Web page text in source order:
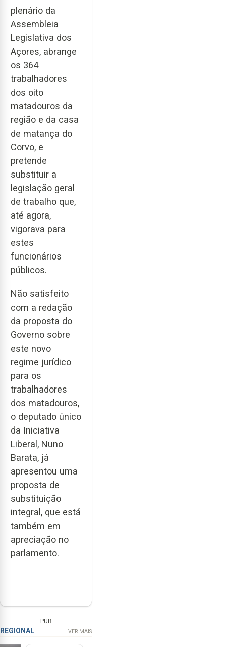
plenário da
Assembleia
Legislativa dos
Açores, abrange
os 364
trabalhadores
dos oito
matadouros da
região e da casa
de matança do
Corvo, e
pretende
substituir a
legislação geral
de trabalho que,
até agora,
vigorava para
estes
funcionários
públicos.
Não satisfeito
com a redação
da proposta do
Governo sobre
este novo
regime jurídico
para os
trabalhadores
dos matadouros,
o deputado único
da Iniciativa
Liberal, Nuno
Barata, já
apresentou uma
proposta de
substituição
integral, que está
também em
apreciação no
parlamento.
PUB
REGIONAL VER MAIS